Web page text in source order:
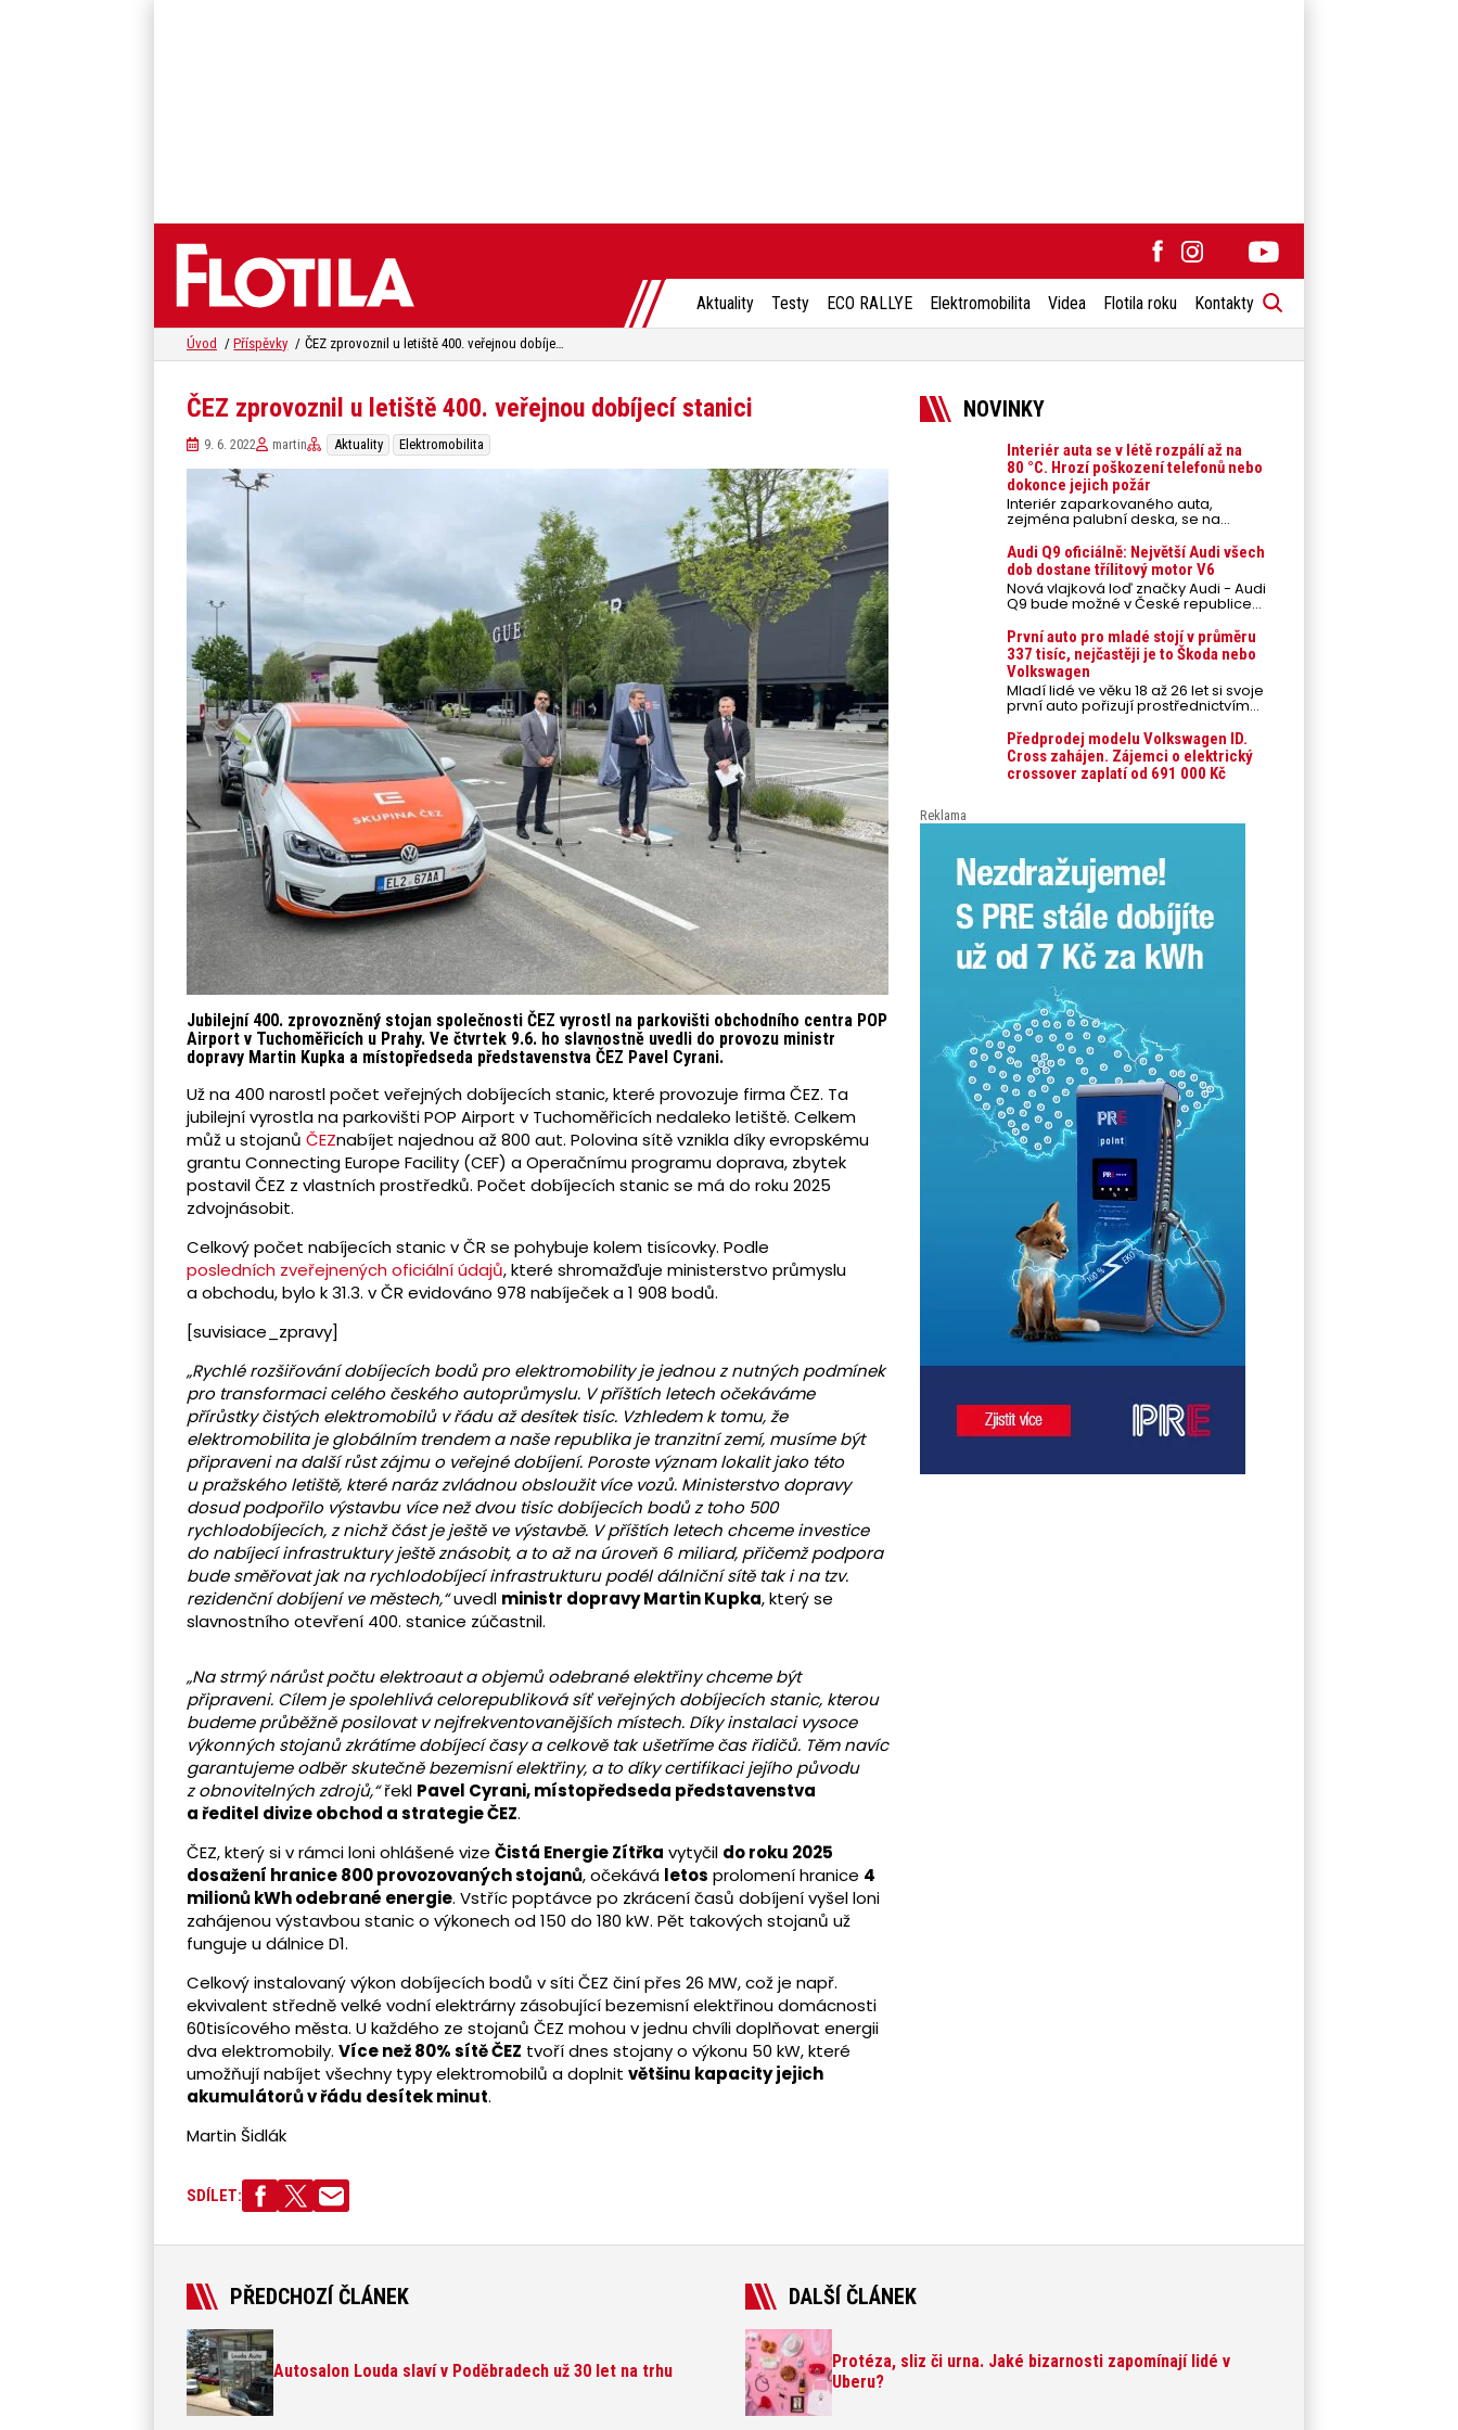
Aktuality Testy ECO RALLYE Elektromobilita Videa Flotila roku Kontakty
Úvod Příspěvky ČEZ zprovoznil u letiště 400. veřejnou dobíjecí stanici
ČEZ zprovoznil u letiště 400. veřejnou dobíjecí stanici
9. 6. 2022 martin Aktuality Elektromobilita
Jubilejní 400. zprovozněný stojan společnosti ČEZ vyrostl na parkovišti obchodního centra POP
Airport v Tuchoměřicích u Prahy. Ve čtvrtek 9.6. ho slavnostně uvedli do provozu ministr
dopravy Martin Kupka a místopředseda představenstva ČEZ Pavel Cyrani.
Už na 400 narostl počet veřejných dobíjecích stanic, které provozuje firma ČEZ. Ta
jubilejní vyrostla na parkovišti POP Airport v Tuchoměřicích nedaleko letiště. Celkem
můž u stojanů ČEZnabíjet najednou až 800 aut. Polovina sítě vznikla díky evropskému
grantu Connecting Europe Facility (CEF) a Operačnímu programu doprava, zbytek
postavil ČEZ z vlastních prostředků. Počet dobíjecích stanic se má do roku 2025
zdvojnásobit.
Celkový počet nabíjecích stanic v ČR se pohybuje kolem tisícovky. Podle
posledních zveřejnených oficiální údajů, které shromažďuje ministerstvo průmyslu
a obchodu, bylo k 31.3. v ČR evidováno 978 nabíječek a 1 908 bodů.
[suvisiace_zpravy]
„Rychlé rozšiřování dobíjecích bodů pro elektromobility je jednou z nutných podmínek
pro transformaci celého českého autoprůmyslu. V příštích letech očekáváme
přírůstky čistých elektromobilů v řádu až desítek tisíc. Vzhledem k tomu, že
elektromobilita je globálním trendem a naše republika je tranzitní zemí, musíme být
připraveni na další růst zájmu o veřejné dobíjení. Poroste význam lokalit jako této
u pražského letiště, které naráz zvládnou obsloužit více vozů. Ministerstvo dopravy
dosud podpořilo výstavbu více než dvou tisíc dobíjecích bodů z toho 500
rychlodobíjecích, z nichž část je ještě ve výstavbě. V příštích letech chceme investice
do nabíjecí infrastruktury ještě znásobit, a to až na úroveň 6 miliard, přičemž podpora
bude směřovat jak na rychlodobíjecí infrastrukturu podél dálniční sítě tak i na tzv.
rezidenční dobíjení ve městech,“uvedl ministr dopravy Martin Kupka, který se
slavnostního otevření 400. stanice zúčastnil.
„Na strmý nárůst počtu elektroaut a objemů odebrané elektřiny chceme být
připraveni. Cílem je spolehlivá celorepubliková síť veřejných dobíjecích stanic, kterou
budeme průběžně posilovat v nejfrekventovanějších místech. Díky instalaci vysoce
výkonných stojanů zkrátíme dobíjecí časy a celkově tak ušetříme čas řidičů. Těm navíc
garantujeme odběr skutečně bezemisní elektřiny, a to díky certifikaci jejího původu
z obnovitelných zdrojů,“řekl Pavel Cyrani, místopředseda představenstva
a ředitel divize obchod a strategie ČEZ.
ČEZ, který si v rámci loni ohlášené vize Čistá Energie Zítřka vytyčil do roku 2025
dosažení hranice 800 provozovaných stojanů, očekává letos prolomení hranice 4
milionů kWh odebrané energie. Vstříc poptávce po zkrácení časů dobíjení vyšel loni
zahájenou výstavbou stanic o výkonech od 150 do 180 kW. Pět takových stojanů už
funguje u dálnice D1.
Celkový instalovaný výkon dobíjecích bodů v síti ČEZ činí přes 26 MW, což je např.
ekvivalent středně velké vodní elektrárny zásobující bezemisní elektřinou domácnosti
60tisícového města. U každého ze stojanů ČEZ mohou v jednu chvíli doplňovat energii
dva elektromobily. Více než 80% sítě ČEZ tvoří dnes stojany o výkonu 50 kW, které
umožňují nabíjet všechny typy elektromobilů a doplnit většinu kapacity jejich
akumulátorů v řádu desítek minut.
Martin Šidlák
SDÍLET:
NOVINKY
Interiér auta se v létě rozpálí až na
80 °C. Hrozí poškození telefonů nebo
dokonce jejich požár
Interiér zaparkovaného auta,
zejména palubní deska, se na
přímém slunci může během letních
veder rozpálit až na 80 °C. Takové
teploty představují nebezpečí pro
odložené mobilní telefony,
powerbanky nebo notebooky. Můžou
urychlit stárnutí baterií, poškodit
případech i zvýšit riziko požáru.
Audi Q9 oficiálně: Největší Audi všech
dob dostane třílitový motor V6
Nová vlajková loď značky Audi - Audi
Q9 bude možné v České republice
objednávat od prvního srpnového
týdne 2026, kde budou oznámeny
také české ceny.
První auto pro mladé stojí v průměru
337 tisíc, nejčastěji je to Škoda nebo
Volkswagen
Mladí lidé ve věku 18 až 26 let si svoje
první auto pořizují prostřednictvím
úvěrového financování jako ojeté. Je
to tak u 93,3 % lidí, jen 6,7 % si pořídí
nové auto. Průměrná pořizovací
cena vozu dosahuje 337 tisíc korun a
průměrná financovaná částka
posledních 10 let (2016–2026).
Předprodej modelu Volkswagen ID.
Cross zahájen. Zájemci o elektrický
crossover zaplatí od 691 000 Kč
Reklama
PŘEDCHOZÍ ČLÁNEK
Autosalon Louda slaví v Poděbradech už 30 let na trhu
DALŠÍ ČLÁNEK
Protéza, sliz či urna. Jaké bizarnosti zapomínají lidé v
Uberu?